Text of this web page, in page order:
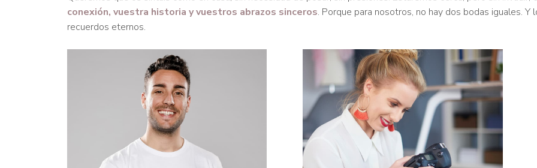
conexión, vuestra historia y vuestros abrazos sinceros. Porque para nosotros, no hay dos bodas iguales.
recuerdos eternos.